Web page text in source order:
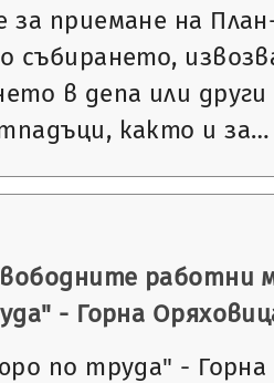
за приемане на
събирането,
в депа или
както и за…
работни
- Горна
по труда" -